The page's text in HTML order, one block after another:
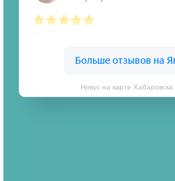
Новус на карте